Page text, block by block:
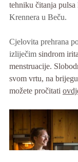
tehniku čitanja pulsa
Krennera u Beču.
Cjelovita prehrana
izliječim sindrom
menstruacije.
svom vrtu, na
možete pročitati